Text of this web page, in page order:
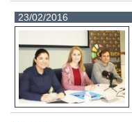
23/02/2016